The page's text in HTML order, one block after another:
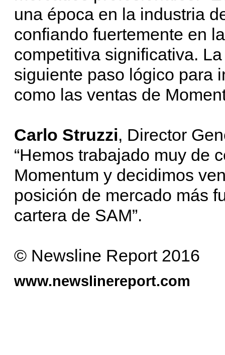
una época en la industria
confiando fuertemente en
competitiva significativa.
siguiente paso lógico para
como las ventas de
Carlo Struzzi, Director
“Hemos trabajado muy de
Momentum y decidimos
posición de mercado más
cartera de SAM”.
© Newsline Report 2016
www.newslinereport.com